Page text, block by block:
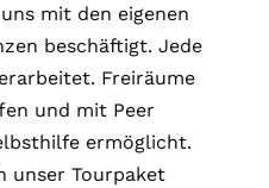
mit den eigenen
beschäftigt. Jede
Freiräume
und mit Peer
ermöglicht.
unser Tourpaket